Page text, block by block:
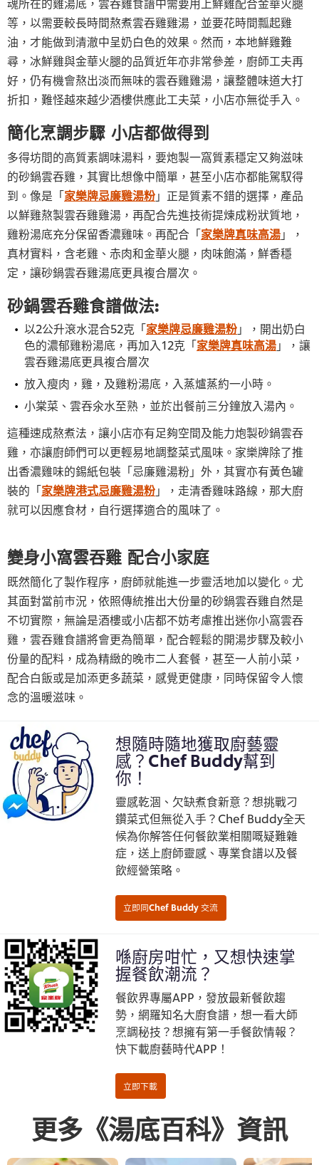
等，以需要較長時間熬煮雲吞雞雞湯，並要花時間瓢起雞
油，才能做到清澈中呈奶白色的效果。然而，本地鮮雞難
尋，冰鮮雞與金華火腿的品質近年亦非常參差，廚師工夫再
好，仍有機會熬出淡而無味的雲吞雞雞湯，讓整體味道大打
折扣，難怪越來越少酒樓供應此工夫菜，小店亦無從手入。
簡化烹調步驟 小店都做得到
多得坊間的高質素調味湯料，要炮製一窩質素穩定又夠滋味
的砂鍋雲吞雞，其實比想像中簡單，甚至小店亦都能駕馭得
到。像是「家樂牌忌廉雞湯粉」正是質素不錯的選擇，產品
以鮮雞熬製雲吞雞雞湯，再配合先進技術提煉成粉狀質地，
雞粉湯底充分保留香濃雞味。再配合「家樂牌真味高湯」，
真材實料，含老雞、赤肉和金華火腿，肉味飽滿，鮮香穩
定，讓砂鍋雲吞雞湯底更具複合層次。
砂鍋雲呑雞食譜做法:
以2公升滾水混合52克「家樂牌忌廉雞湯粉」，開出奶白
色的濃郁雞粉湯底，再加入12克「家樂牌真味高湯」，讓
雲吞雞湯底更具複合層次
放入瘦肉，雞，及雞粉湯底，入蒸爐蒸約一小時。
小棠菜、雲吞氽水至熟，並於出餐前三分鐘放入湯內。
這種速成熬煮法，讓小店亦有足夠空間及能力炮製砂鍋雲吞
雞，亦讓廚師們可以更輕易地調整菜式風味。家樂牌除了推
出香濃雞味的錫紙包裝「忌廉雞湯粉」外，其實亦有黃色罐
裝的「家樂牌港式忌廉雞湯粉」，走清香雞味路線，那大廚
就可以因應食材，自行選擇適合的風味了。
變身小窩雲吞雞 配合小家庭
既然簡化了製作程序，廚師就能進一步靈活地加以變化。尤
其面對當前巿況，依照傳統推出大份量的砂鍋雲吞雞自然是
不切實際，無論是酒樓或小店都不妨考慮推出迷你小窩雲吞
雞，雲吞雞食譜將會更為簡單，配合輕鬆的開湯步驟及較小
份量的配料，成為精緻的晚巿二人套餐，甚至一人前小菜，
配合白飯或是加添更多蔬菜，感覺更健康，同時保留令人懷
念的溫暖滋味。
想隨時隨地獲取廚藝靈
感？Chef Buddy幫到
你！
靈感乾涸、欠缺煮食新意？想挑戰刁
鑽菜式但無從入手？Chef Buddy全天
候為你解答任何餐飲業相關嘅疑難雜
症，送上廚師靈感、專業食譜以及餐
飲經營策略。
喺廚房咁忙，又想快速掌
握餐飲潮流？
餐飲界專屬APP，發放最新餐飲趨
勢，網羅知名大廚食譜，想一看大師
烹調秘技？想擁有第一手餐飲情報？
快下載廚藝時代APP！
更多《湯底百科》資訊